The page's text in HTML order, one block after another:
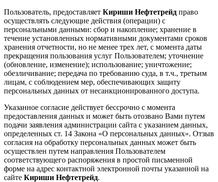
Пользователь, предоставляет Кириши Нефтетрейд право
осуществлять следующие действия (операции) с
персональными данными: сбор и накопление; хранение в
течение установленных нормативными документами сроков
хранения отчетности, но не менее трех лет, с момента даты
прекращения пользования услуг Пользователем; уточнение
(обновление, изменение); использование; уничтожение;
обезличивание; передача по требованию суда, в т.ч., третьим
лицам, с соблюдением мер, обеспечивающих защиту
персональных данных от несанкционированного доступа.
Указанное согласие действует бессрочно с момента
предоставления данных и может быть отозвано Вами путем
подачи заявления администрации сайта с указанием данных,
определенных ст. 14 Закона «О персональных данных». Отзыв
согласия на обработку персональных данных может быть
осуществлен путем направления Пользователем
соответствующего распоряжения в простой письменной
форме на адрес контактной электронной почты указанной на
сайте Кириши Нефтетрейд.